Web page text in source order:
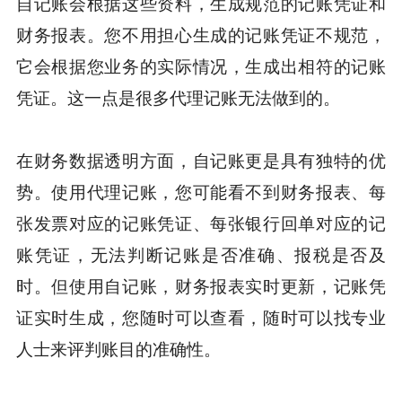
财务报表。您不用担心生成的记账凭证不规范，
它会根据您业务的实际情况，生成出相符的记账
凭证。这一点是很多代理记账无法做到的。
在财务数据透明方面，自记账更是具有独特的优
势。使用代理记账，您可能看不到财务报表、每
张发票对应的记账凭证、每张银行回单对应的记
账凭证，无法判断记账是否准确、报税是否及
时。但使用自记账，财务报表实时更新，记账凭
证实时生成，您随时可以查看，随时可以找专业
人士来评判账目的准确性。